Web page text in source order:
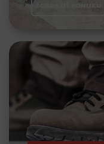
ZOBRAZIŤ PONUKU